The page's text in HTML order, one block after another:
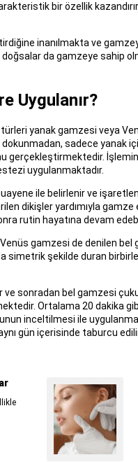
bir özellik
inanılmakta ve
da gamzeye sahip
Uygulanır?
yanak gamzesi veya
sadece yanak
gerçekleştirmektedir.
uygulanmaktadır.
ile belirlenir ve
dikişler yardımıyla
rutin hayatına devam
gamzesi de denilen bel
simetrik şekilde duran
sonradan bel gamzesi
Ortalama 20 dakika
inceltilmesi ile
gün içerisinde taburcu